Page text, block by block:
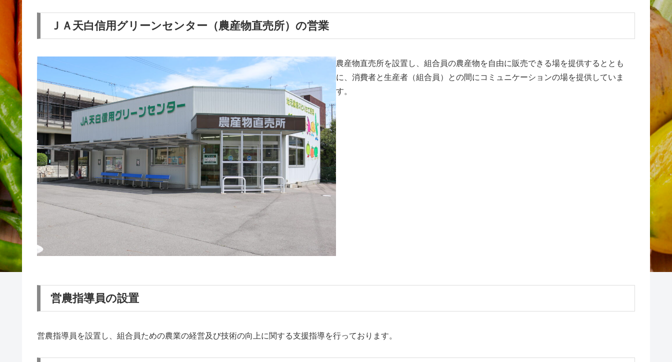
ＪＡ天白信用グリーンセンター（農産物直売所）の営業
農産物直売所を設置し、組合員の農産物を自由に販売できる場を提供するととも
に、消費者と生産者（組合員）との間にコミュニケーションの場を提供していま
す。
営農指導員の設置
営農指導員を設置し、組合員ための農業の経営及び技術の向上に関する支援指導を行っております。